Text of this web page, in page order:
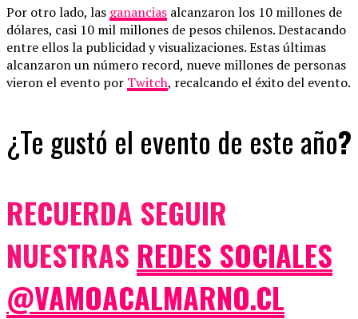
Por otro lado, las ganancias alcanzaron los 10 millones de
dólares, casi 10 mil millones de pesos chilenos. Destacando
entre ellos la publicidad y visualizaciones. Estas últimas
alcanzaron un número record, nueve millones de personas
vieron el evento por Twitch, recalcando el éxito del evento.
¿Te gustó el evento de este año?
RECUERDA SEGUIR
NUESTRAS REDES SOCIALES
@VAMOACALMARNO.CL